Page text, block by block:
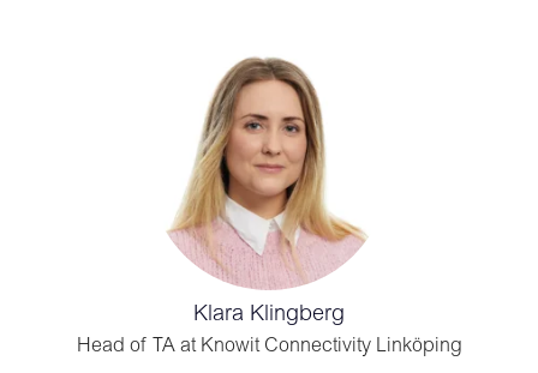
Klara Klingberg
Head of TA at Knowit Connectivity Linköping